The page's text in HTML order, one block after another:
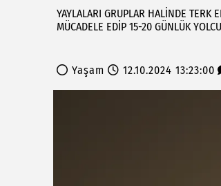
YAYLALARI GRUPLAR HALİNDE TERK
MÜCADELE EDİP 15-20 GÜNLÜK
Yaşam 12.10.2024 13:23:00